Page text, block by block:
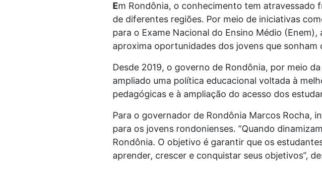
Em Rondônia, o conhecimento tem atravessado
de diferentes regiões. Por meio de iniciativas
para o Exame Nacional do Ensino Médio
aproxima oportunidades dos jovens que sonham
Desde 2019, o governo de Rondônia, por meio
ampliado uma política educacional voltada à
pedagógicas e à ampliação do acesso dos
Para o governador de Rondônia Marcos Rocha,
para os jovens rondonienses. “Quando
Rondônia. O objetivo é garantir que os
aprender, crescer e conquistar seus objetivos”,